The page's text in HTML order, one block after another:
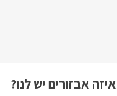
איזה אבזורים יש לנו?